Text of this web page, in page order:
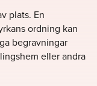
plats. En
ordning kan
begravningar
eller andra